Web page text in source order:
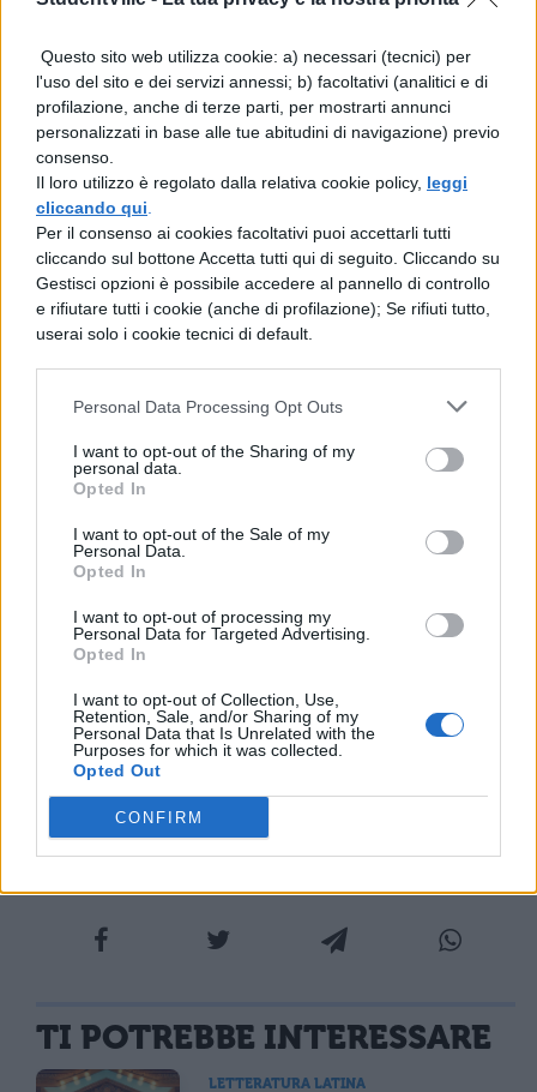
Questo sito web utilizza cookie: a) necessari (tecnici) per
l'uso del sito e dei servizi annessi; b) facoltativi (analitici e di
profilazione, anche di terze parti, per mostrarti annunci
personalizzati in base alle tue abitudini di navigazione) previo
consenso.
Il loro utilizzo è regolato dalla relativa cookie policy, leggi
cliccando qui
Per il consenso ai cookies facoltativi puoi accettarli tutti
cliccando sul bottone Accetta tutti qui di seguito. Cliccando su
Gestisci opzioni è possibile accedere al pannello di controllo
e rifiutare tutti i cookie (anche di profilazione); Se rifiuti tutto,
userai solo i cookie tecnici di default.
Personal Data Processing Opt Outs
I want to opt-out of the Sharing of my
personal data.
Opted In
I want to opt-out of the Sale of my
Personal Data.
Opted In
I want to opt-out of processing my
Personal Data for Targeted Advertising.
Opted In
I want to opt-out of Collection, Use,
Retention, Sale, and/or Sharing of my
Personal Data that Is Unrelated with the
Purposes for which it was collected.
Opted Out
CONFIRM
magnificenza di coloro che oscureranno il
mio nome. La questione è di grande
portata, poichè risale a oltre 700 anni fa, e
che partita da umili origini è cresciuta così
tanto che si affatica per la sua
magnificenza; non ho dubbi che alla
maggior parte dei lettori saranno di scarso
piacere le prime origini e i fatti più vicini
eventi, in cui le forze del popolo dominante
da lungo tempo si consumano in sè stesse;
io invece chiedo proprio questo premio per
la fatica, che mi allontani dalla vista dei
mali che tutta la nostra era vide per anni,
almeno fino a quando ripercorrerò con
tutta la mente quei tempi antichi, libero da
ogni preoccupazione che possa tuttavia
rendere turbato l’animo dello scrittore,
nonostante non lo faccia deflettere dal
vero.
TI POTREBBE INTERESSARE
LETTERATURA LATINA